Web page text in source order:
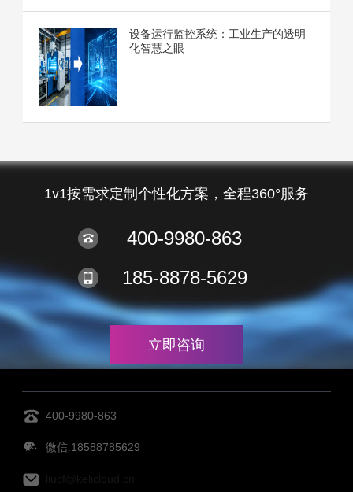
设备运行监控系统：工业生产的透明
化智慧之眼
1v1按需求定制个性化方案，全程360°服务
400-9980-863
185-8878-5629
立即咨询
400-9980-863
微信:18588785629